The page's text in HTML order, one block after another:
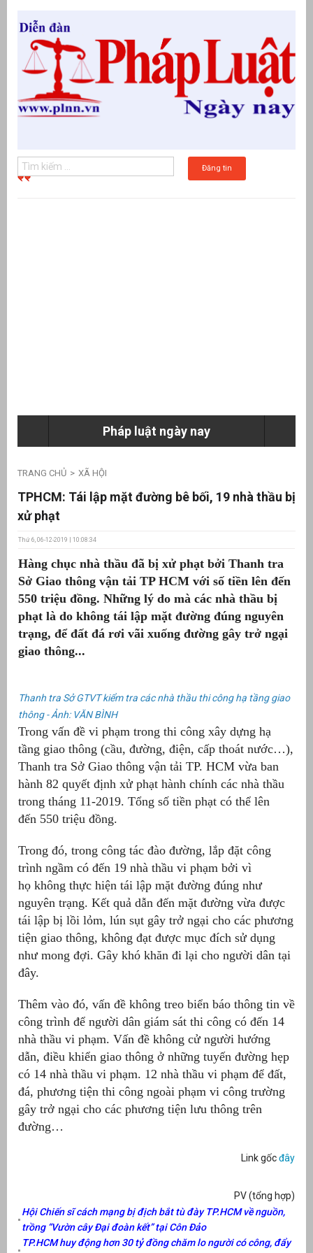
Đăng tin
Pháp luật ngày nay
TRANG CHỦ XÃ HỘI
TPHCM: Tái lập mặt đường bê bối, 19 nhà thầu bị
xử phạt
Thứ 6, 06-12-2019 | 10:08:34
Hàng chục nhà thầu đã bị xử phạt bởi Thanh tra
Sở Giao thông vận tải TP HCM với số tiền lên đến
550 triệu đồng. Những lý do mà các nhà thầu bị
phạt là do không tái lập mặt đường đúng nguyên
trạng, để đất đá rơi vãi xuống đường gây trở ngại
giao thông...
Thanh tra Sở GTVT kiểm tra các nhà thầu thi công hạ tầng giao
thông - Ảnh: VĂN BÌNH
Trong vấn đề vi phạm trong thi công xây dựng hạ
tầng giao thông (cầu, đường, điện, cấp thoát nước…),
Thanh tra Sở Giao thông vận tải TP. HCM vừa ban
hành 82 quyết định xử phạt hành chính các nhà thầu
trong tháng 11-2019. Tổng số tiền phạt có thể lên
đến 550 triệu đồng.
Trong đó, trong công tác đào đường, lắp đặt công
trình ngầm có đến 19 nhà thầu vi phạm bởi vì
họ không thực hiện tái lập mặt đường đúng như
nguyên trạng. Kết quả dẫn đến mặt đường vừa được
tái lập bị lồi lỏm, lún sụt gây trở ngại cho các phương
tiện giao thông, không đạt được mục đích sử dụng
như mong đợi. Gây khó khăn đi lại cho người dân tại
đây.
Thêm vào đó, vấn đề không treo biển báo thông tin về
công trình để người dân giám sát thi công có đến 14
nhà thầu vi phạm. Vấn đề không cử người hướng
dẫn, điều khiển giao thông ở những tuyến đường hẹp
có 14 nhà thầu vi phạm. 12 nhà thầu vi phạm để đất,
đá, phương tiện thi công ngoài phạm vi công trường
gây trở ngại cho các phương tiện lưu thông trên
đường…
Link gốcđây
PV (tổng hợp)
Hội Chiến sĩ cách mạng bị địch bắt tù đày TP.HCM về nguồn,
trồng “Vườn cây Đại đoàn kết” tại Côn Đảo
TP.HCM huy động hơn 30 tỷ đồng chăm lo người có công, đẩy